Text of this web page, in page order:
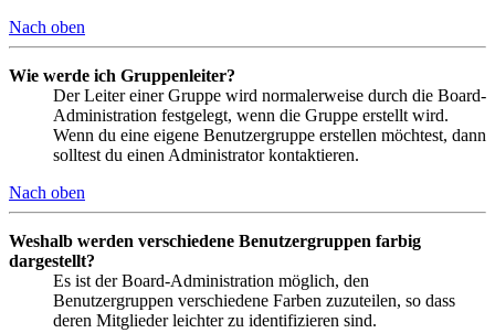
Nach oben
Wie werde ich Gruppenleiter?
Der Leiter einer Gruppe wird normalerweise durch die Board-
Administration festgelegt, wenn die Gruppe erstellt wird.
Wenn du eine eigene Benutzergruppe erstellen möchtest, dann
solltest du einen Administrator kontaktieren.
Nach oben
Weshalb werden verschiedene Benutzergruppen farbig
dargestellt?
Es ist der Board-Administration möglich, den
Benutzergruppen verschiedene Farben zuzuteilen, so dass
deren Mitglieder leichter zu identifizieren sind.